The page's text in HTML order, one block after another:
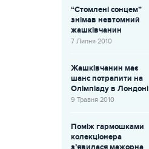
“Стомлені сонцем”
знімав невтомний
жашківчанин
7 Липня 2010
Жашківчанин має
шанс потрапити на
Олімпіаду в Лондоні
9 Травня 2010
Поміж гармошками
колекціонера